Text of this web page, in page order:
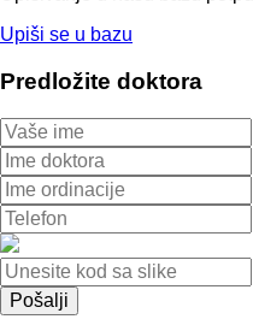
Upiši se u bazu
Predložite doktora